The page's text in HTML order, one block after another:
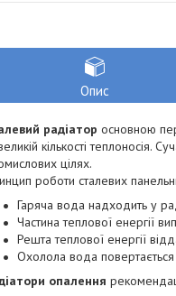
Опис
радіатор основною
кількості теплоносія.
цілях.
роботи сталевих
Гаряча вода надходить у
Частина теплової енергії
Решта теплової енергії
Охолола вода повертається
опалення